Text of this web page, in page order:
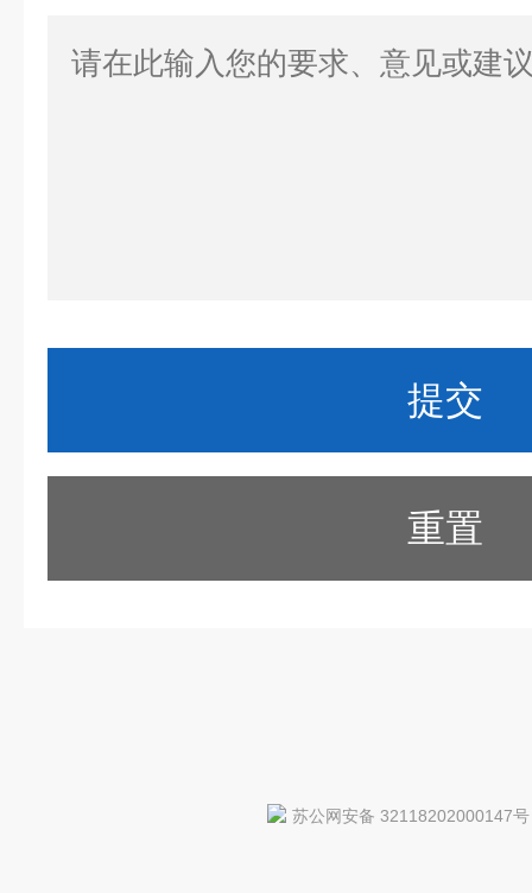
重置
苏公网安备 32118202000147号